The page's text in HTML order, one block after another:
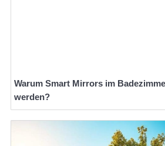
Warum Smart Mirrors im
werden?